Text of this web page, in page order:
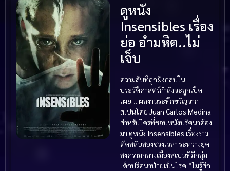
ดูหนัง
Insensibles เรื่อง
ย่อ อำมหิต..ไม่
เจ็บ
ความลับที่ถูกฝังกลบใน
ประวัติศาสตร์กำลังจะถูกเปิด
เผย… ผลงานระทึกขวัญจาก
สเปนโดย Juan Carlos Medina
สำหรับใครที่ชอบหนังปริศนาต้อง
มา ดูหนัง Insensibles เรื่องราว
ตัดสลับสองช่วงเวลา ระหว่างยุค
สงครามกลางเมืองสเปนที่มีกลุ่ม
เด็กปริศนาป่วยเป็นโรค “ไม่รู้สึก